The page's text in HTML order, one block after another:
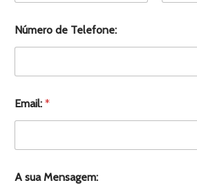
Número de Telefone:
Email: *
A sua Mensagem: